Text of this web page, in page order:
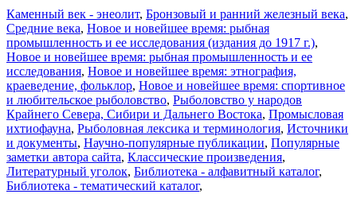
Каменный век - энеолит, Бронзовый и ранний железный века,
Средние века, Новое и новейшее время: рыбная
промышленность и ее исследования (издания до 1917 г.),
Новое и новейшее время: рыбная промышленность и ее
исследования, Новое и новейшее время: этнография,
краеведение, фольклор, Новое и новейшее время: спортивное
и любительское рыболовство, Рыболовство у народов
Крайнего Севера, Сибири и Дальнего Востока, Промысловая
ихтиофауна, Рыболовная лексика и терминология, Источники
и документы, Научно-популярные публикации, Популярные
заметки автора сайта, Классические произведения,
Литературный уголок, Библиотека - алфавитный каталог,
Библиотека - тематический каталог,